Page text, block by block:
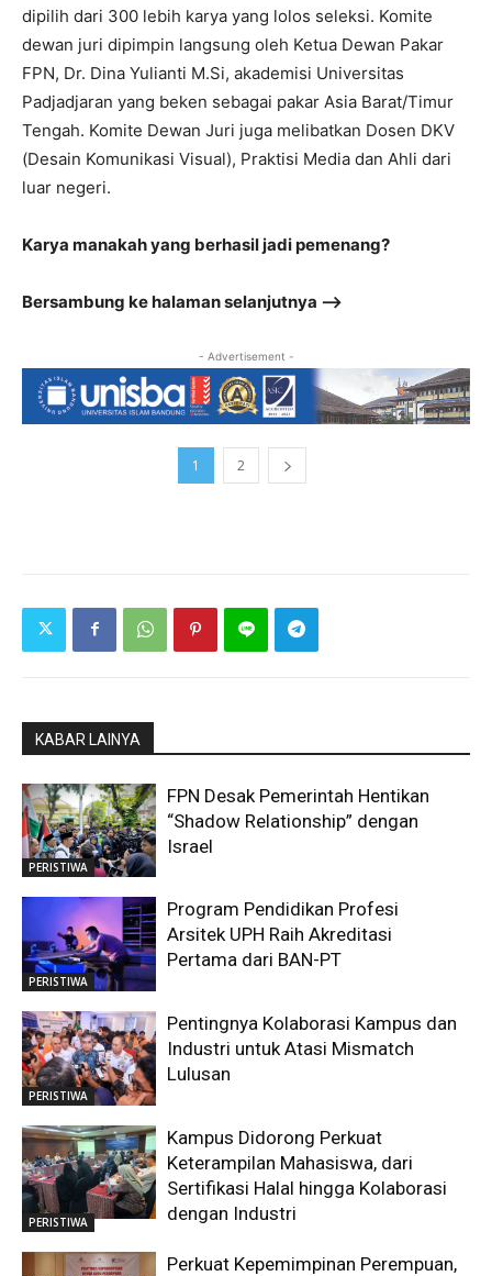
dipilih dari 300 lebih karya yang lolos seleksi. Komite
dewan juri dipimpin langsung oleh Ketua Dewan Pakar
FPN, Dr. Dina Yulianti M.Si, akademisi Universitas
Padjadjaran yang beken sebagai pakar Asia Barat/Timur
Tengah. Komite Dewan Juri juga melibatkan Dosen DKV
(Desain Komunikasi Visual), Praktisi Media dan Ahli dari
luar negeri.
Karya manakah yang berhasil jadi pemenang?
Bersambung ke halaman selanjutnya –>
- Advertisement -
1 2
KABAR LAINYA
PERISTIWA
FPN Desak Pemerintah Hentikan
“Shadow Relationship” dengan
Israel
PERISTIWA
Program Pendidikan Profesi
Arsitek UPH Raih Akreditasi
Pertama dari BAN-PT
PERISTIWA
Pentingnya Kolaborasi Kampus dan
Industri untuk Atasi Mismatch
Lulusan
PERISTIWA
Kampus Didorong Perkuat
Keterampilan Mahasiswa, dari
Sertifikasi Halal hingga Kolaborasi
dengan Industri
Perkuat Kepemimpinan Perempuan,